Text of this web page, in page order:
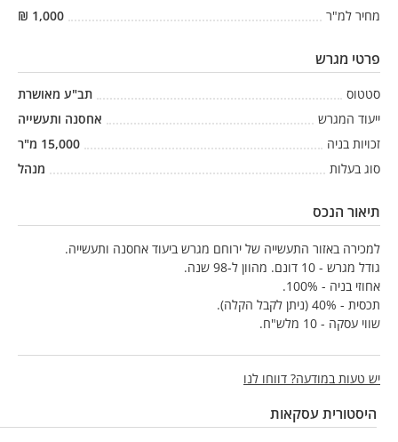
מחיר למ"ר
1,000
₪
פרטי מגרש
סטטוס
תב"ע מאושרת
ייעוד המגרש
אחסנה ותעשייה
זכויות בניה
15,000 מ"ר
סוג בעלות
מנהל
תיאור הנכס
למכירה באזור התעשייה של ירוחם מגרש ביעוד אחסנה ותעשייה.
גודל מגרש - 10 דונם. מהוון ל-98 שנה.
אחוזי בניה - 100%.
תכסית - 40% (ניתן לקבל הקלה).
שווי עסקה - 10 מלש"ח.
יש טעות במודעה? דווחו לנו
היסטורית עסקאות